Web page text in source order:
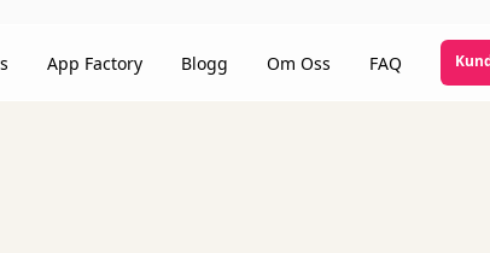
App Factory Blogg Om Oss FAQ